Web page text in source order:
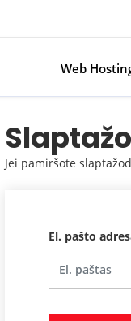
Web
Jei pamiršote
El. pašto